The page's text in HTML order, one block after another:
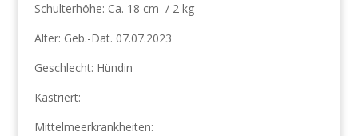
Schulterhöhe: Ca. 18 cm / 2 kg
Alter: Geb.-Dat. 07.07.2023
Geschlecht: Hündin
Kastriert:
Mittelmeerkrankheiten: